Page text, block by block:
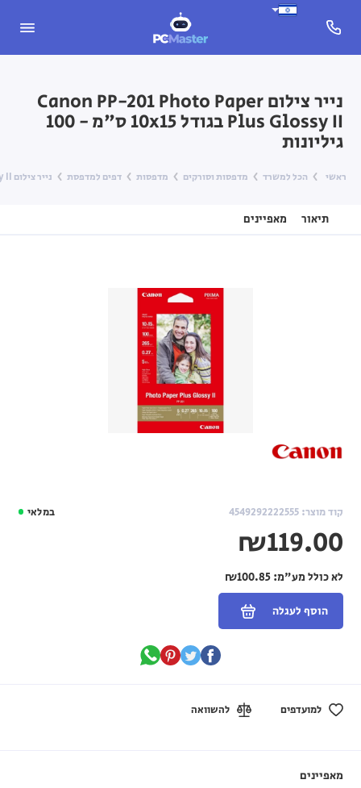
נייר צילום Canon PP-201 Photo Paper
Plus Glossy II בגודל 10x15 ס"מ - 100
גיליונות
ראשי הכל למשרד מדפסות וסורקים מדפסות דפים למדפסת נייר צילום Canon PP-201 Photo Paper Plus Glossy II בגודל 10x15 ס"מ - 100 גיליונות
תיאור מאפיינים
במלאי קוד מוצר: 4549292222555
₪119.00
לא כולל מע"מ:₪100.85
הוסף לעגלה
למועדפים להשוואה
מאפיינים